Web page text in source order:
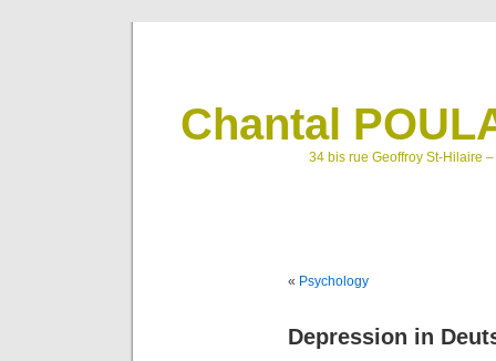
Chantal
34 bis rue Geoffroy St-Hilaire
« Psychology
Depression in